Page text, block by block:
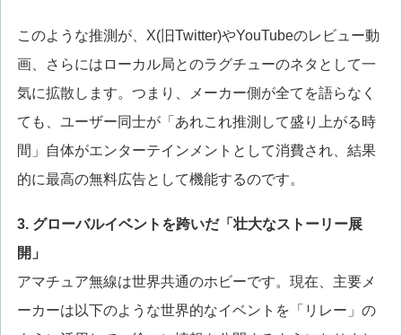
このような推測が、X(旧Twitter)やYouTubeのレビュー動
画、さらにはローカル局とのラグチューのネタとして一
気に拡散します。つまり、メーカー側が全てを語らなく
ても、ユーザー同士が「あれこれ推測して盛り上がる時
間」自体がエンターテインメントとして消費され、結果
的に最高の無料広告として機能するのです。
3. グローバルイベントを跨いだ「壮大なストーリー展
開」
アマチュア無線は世界共通のホビーです。現在、主要メ
ーカーは以下のような世界的なイベントを「リレー」の